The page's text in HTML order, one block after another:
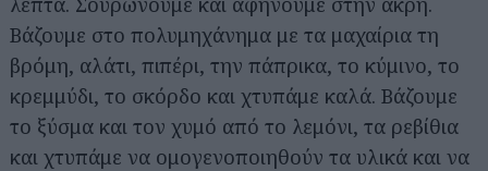
Βάζουμε στο πολυμηχάνημα με τα μαχαίρια τη
βρόμη, αλάτι, πιπέρι, την πάπρικα, το κύμινο, το
κρεμμύδι, το σκόρδο και χτυπάμε καλά. Βάζουμε
το ξύσμα και τον χυμό από το λεμόνι, τα ρεβίθια
και χτυπάμε να ομογενοποιηθούν τα υλικά και να